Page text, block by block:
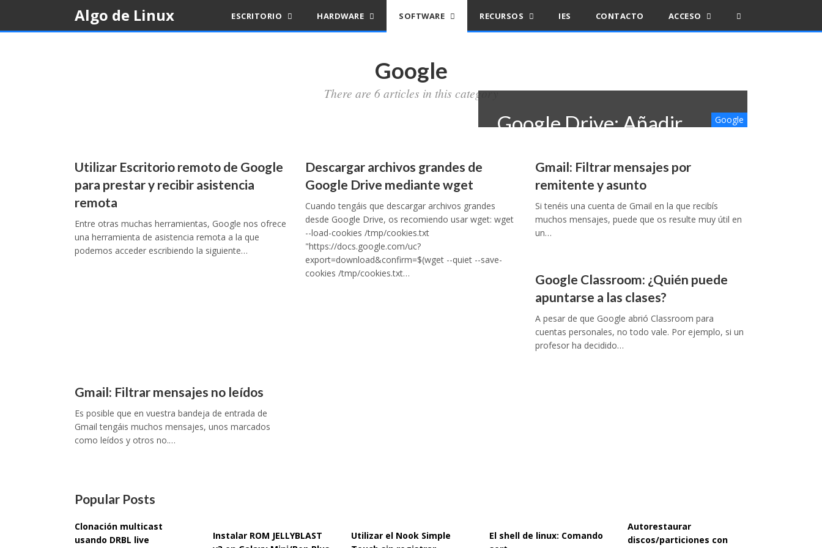
content
Algo de Linux ESCRITORIO HARDWARE SOFTWARE RECURSOS IES CONTACTO ACCESO
Google
There are 6 articles in this category
Google Drive: Añadir
compartidas a nuestra
unidad
19 septiembre, 2020
Google
Utilizar Escritorio remoto de Google
para prestar y recibir asistencia
remota
Entre otras muchas herramientas, Google nos ofrece
una herramienta de asistencia remota a la que
podemos acceder escribiendo la siguiente…
Descargar archivos grandes de
Google Drive mediante wget
Cuando tengáis que descargar archivos grandes
desde Google Drive, os recomiendo usar wget: wget
--load-cookies /tmp/cookies.txt
"https://docs.google.com/uc?
export=download&confirm=$(wget --quiet --save-
cookies /tmp/cookies.txt…
Gmail: Filtrar mensajes por
remitente y asunto
Si tenéis una cuenta de Gmail en la que recibís
muchos mensajes, puede que os resulte muy útil en
un…
Google Classroom: ¿Quién puede
apuntarse a las clases?
A pesar de que Google abrió Classroom para
cuentas personales, no todo vale. Por ejemplo, si un
profesor ha decidido…
Gmail: Filtrar mensajes no leídos
Es posible que en vuestra bandeja de entrada de
Gmail tengáis muchos mensajes, unos marcados
como leídos y otros no.…
Popular Posts
Clonación multicast
usando DRBL live
Instalar ROM JELLYBLAST
Utilizar el Nook Simple
El shell de linux: Comando
Autorestaurar
discos/particiones con